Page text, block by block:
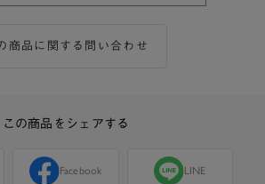
商品に関する問い合わせ
この商品をシェアする
Facebook LINE